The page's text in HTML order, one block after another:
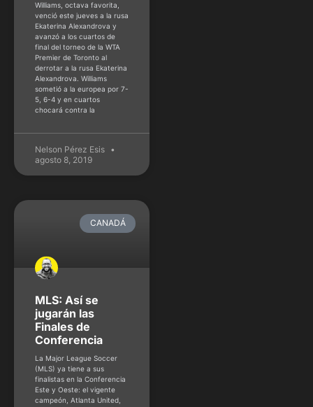
Williams, octava favorita,
venció este jueves a la rusa
Ekaterina Alexandrova y
avanzó a los cuartos de
final del torneo de la WTA
Premier de Toronto al
derrotar a la rusa Ekaterina
Alexandrova. Williams
sometió a la europea por 7-
5, 6-4 y en cuartos
chocará contra la
Nelson Pérez Esis
agosto 8, 2019
CANADÁ
MLS: Así se
jugarán las
Finales de
Conferencia
La Major League Soccer
(MLS) ya tiene a sus
finalistas en la Conferencia
Este y Oeste: el vigente
campeón, Atlanta United,